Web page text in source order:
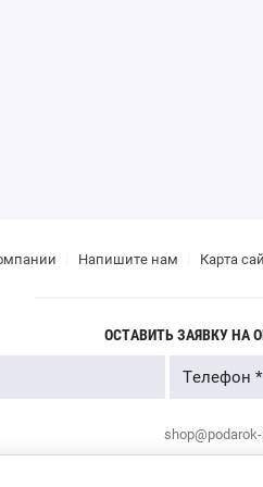
Напишите нам Карта
ОСТАВИТЬ ЗАЯВКУ НА